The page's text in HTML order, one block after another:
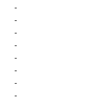
-
-
-
-
-
-
-
-